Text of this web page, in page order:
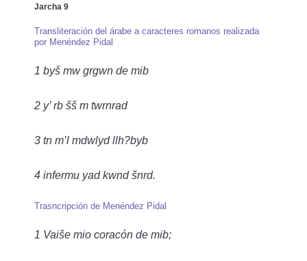
Jarcha 9
Transliteración del árabe a caracteres romanos realizada
por Menéndez Pidal
1 byš mw grgwn de mib
2 y’ rb šš m twrnrad
3 tn m’l mdwlyd llh?byb
4 infermu yad kwnd šnrd.
Trasncripción de Menéndez Pidal
1 Vaiše mio coracón de mib;